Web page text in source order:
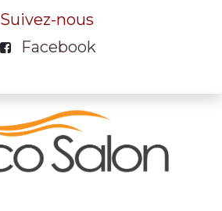
Suivez-nous
Facebook